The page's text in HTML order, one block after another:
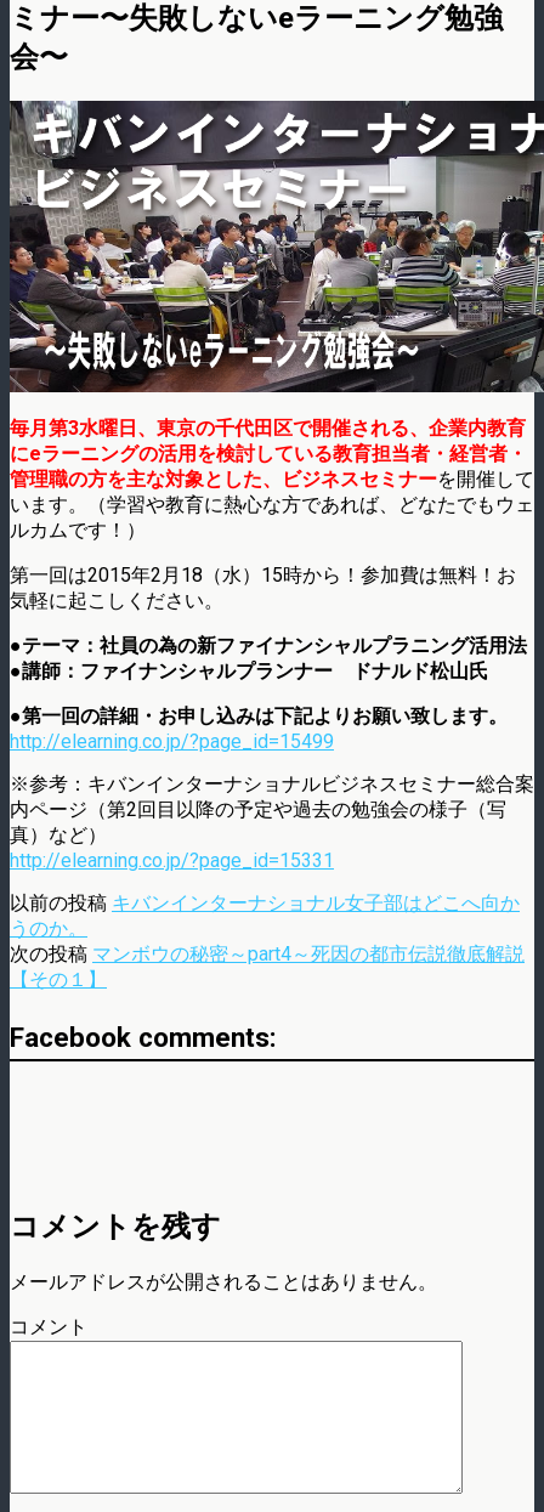
ミナー〜失敗しないeラーニング勉強
会〜
毎月第3水曜日、東京の千代田区で開催される、企業内教育
にeラーニングの活用を検討している教育担当者・経営者・
管理職の方を主な対象とした、ビジネスセミナーを開催して
います。（学習や教育に熱心な方であれば、どなたでもウェ
ルカムです！）
第一回は2015年2月18（水）15時から！参加費は無料！お
気軽に起こしください。
●テーマ：社員の為の新ファイナンシャルプラニング活用法
●講師：ファイナンシャルプランナー ドナルド松山氏
●第一回の詳細・お申し込みは下記よりお願い致します。
http://elearning.co.jp/?page_id=15499
※参考：キバンインターナショナルビジネスセミナー総合案
内ページ（第2回目以降の予定や過去の勉強会の様子（写
真）など）
http://elearning.co.jp/?page_id=15331
以前の投稿 キバンインターナショナル女子部はどこへ向か
うのか。
次の投稿 マンボウの秘密～part4～死因の都市伝説徹底解説
【その１】
Facebook comments:
コメントを残す
メールアドレスが公開されることはありません。
コメント